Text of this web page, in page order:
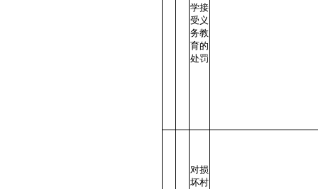
学接
受义
务教
育的
处罚
对损
坏村